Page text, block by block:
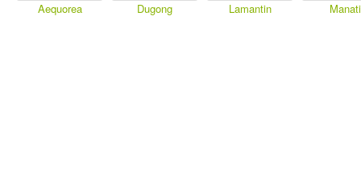
Aequorea Dugong Lamantin Manati